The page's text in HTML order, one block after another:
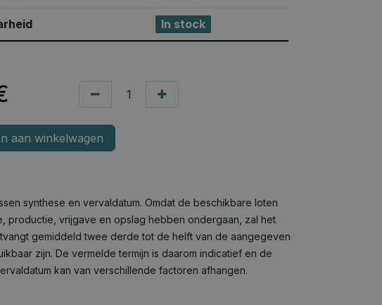
In stock
aan winkelwagen
synthese en vervaldatum. Omdat de beschikbare loten
productie, vrijgave en opslag hebben ondergaan, zal het
gemiddeld twee derde tot de helft van de aangegeven
zijn. De vermelde termijn is daarom indicatief en de
kan van verschillende factoren afhangen.